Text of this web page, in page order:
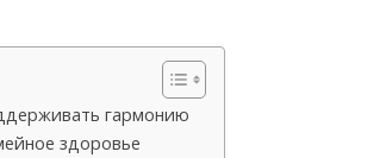
гармонию
здоровье